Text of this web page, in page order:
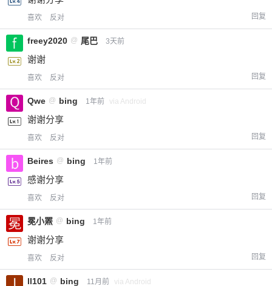
喜欢 反对 回复
freey2020 @ 尾巴 3天前
谢谢
喜欢 反对 回复
Qwe @ bing 1年前 via Android
谢谢分享
喜欢 反对 回复
Beires @ bing 1年前
感谢分享
喜欢 反对 回复
冕小罴 @ bing 1年前
谢谢分享
喜欢 反对 回复
ll101 @ bing 11月前 via Android